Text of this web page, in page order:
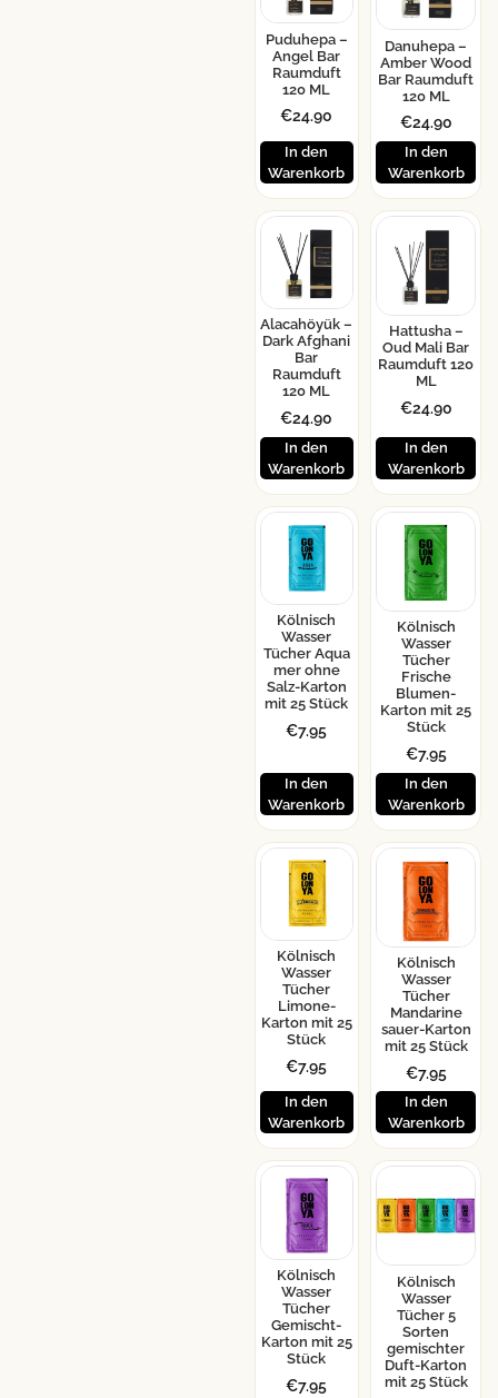
Puduhepa –
Angel Bar
Raumduft
120 ML
€24.90
In den
Warenkorb
Danuhepa –
Amber Wood
Bar Raumduft
120 ML
€24.90
In den
Warenkorb
Alacahöyük –
Dark Afghani
Bar
Raumduft
120 ML
€24.90
In den
Warenkorb
Hattusha –
Oud Mali Bar
Raumduft 120
ML
€24.90
In den
Warenkorb
Kölnisch
Wasser
Tücher Aqua
mer ohne
Salz-Karton
mit 25 Stück
€7.95
In den
Warenkorb
Kölnisch
Wasser
Tücher
Frische
Blumen-
Karton mit 25
Stück
€7.95
In den
Warenkorb
Kölnisch
Wasser
Tücher
Limone-
Karton mit 25
Stück
€7.95
In den
Warenkorb
Kölnisch
Wasser
Tücher
Mandarine
sauer-Karton
mit 25 Stück
€7.95
In den
Warenkorb
Kölnisch
Wasser
Tücher
Gemischt-
Karton mit 25
Stück
€7.95
Kölnisch
Wasser
Tücher 5
Sorten
gemischter
Duft-Karton
mit 25 Stück